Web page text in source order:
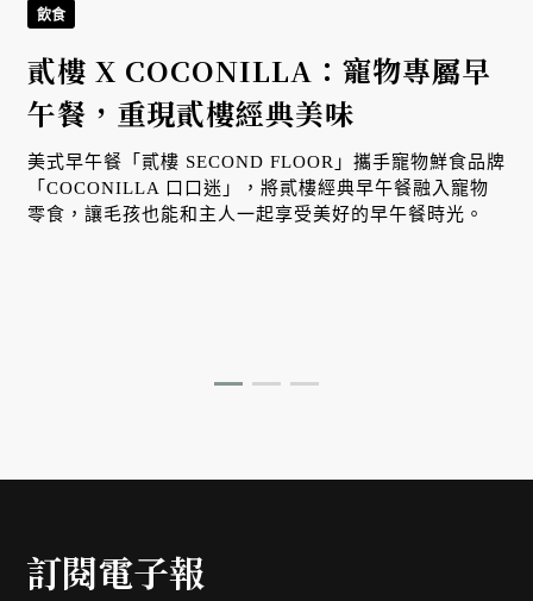
飲食
貳樓 X COCONILLA：寵物專屬早
午餐，重現貳樓經典美味
美式早午餐「貳樓 SECOND FLOOR」攜手寵物鮮食品牌
「COCONILLA 口口迷」，將貳樓經典早午餐融入寵物
零食，讓毛孩也能和主人一起享受美好的早午餐時光。
訂閱電子報